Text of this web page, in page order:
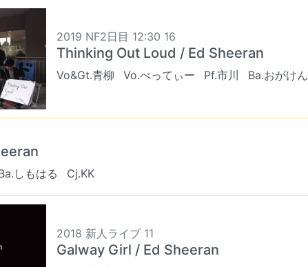
2019 NF2日目 12:30 16
Thinking Out Loud / Ed Sheeran
Vo&Gt.青柳 Vo.べってぃー Pf.市川 Ba.おがけん
しもはる Cj.KK
2018 新人ライブ 11
Galway Girl / Ed Sheeran